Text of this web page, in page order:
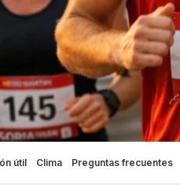
útil Clima Preguntas frecuentes